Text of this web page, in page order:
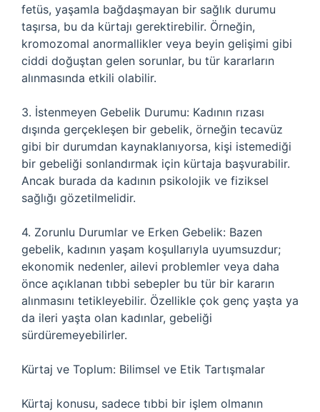
fetüs, yaşamla bağdaşmayan bir sağlık durumu
taşırsa, bu da kürtajı gerektirebilir. Örneğin,
kromozomal anormallikler veya beyin gelişimi gibi
ciddi doğuştan gelen sorunlar, bu tür kararların
alınmasında etkili olabilir.
3. İstenmeyen Gebelik Durumu: Kadının rızası
dışında gerçekleşen bir gebelik, örneğin tecavüz
gibi bir durumdan kaynaklanıyorsa, kişi istemediği
bir gebeliği sonlandırmak için kürtaja başvurabilir.
Ancak burada da kadının psikolojik ve fiziksel
sağlığı gözetilmelidir.
4. Zorunlu Durumlar ve Erken Gebelik: Bazen
gebelik, kadının yaşam koşullarıyla uyumsuzdur;
ekonomik nedenler, ailevi problemler veya daha
önce açıklanan tıbbi sebepler bu tür bir kararın
alınmasını tetikleyebilir. Özellikle çok genç yaşta ya
da ileri yaşta olan kadınlar, gebeliği
sürdüremeyebilirler.
Kürtaj ve Toplum: Bilimsel ve Etik Tartışmalar
Kürtaj konusu, sadece tıbbi bir işlem olmanın